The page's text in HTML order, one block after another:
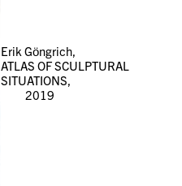
Erik Göngrich,
ATLAS OF SCULPTURAL
SITUATIONS,
2019